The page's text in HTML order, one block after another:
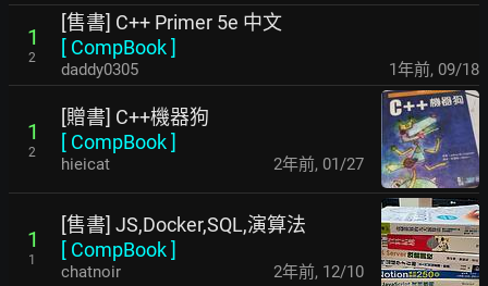
1
2
[售書] C++ Primer 5e 中文
[ CompBook]
daddy0305 1年前, 09/18
1
2
[贈書] C++機器狗
[ CompBook]
hieicat 2年前, 01/27
1
1
[售書] JS,Docker,SQL,演算法
[ CompBook]
chatnoir 2年前, 12/10